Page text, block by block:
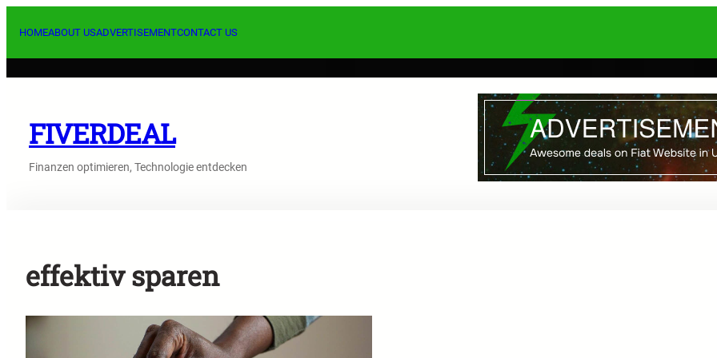
HOMEABOUT USADVERTISEMENTCONTACT US
FIVERDEAL
Finanzen optimieren, Technologie entdecken
effektiv sparen